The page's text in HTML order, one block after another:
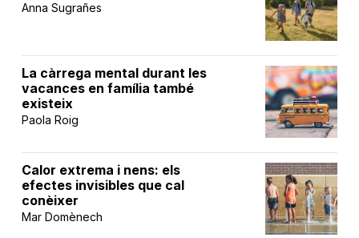
Anna Sugrañes
La càrrega mental durant les
vacances en família també
existeix
Paola Roig
Calor extrema i nens: els
efectes invisibles que cal
conèixer
Mar Domènech